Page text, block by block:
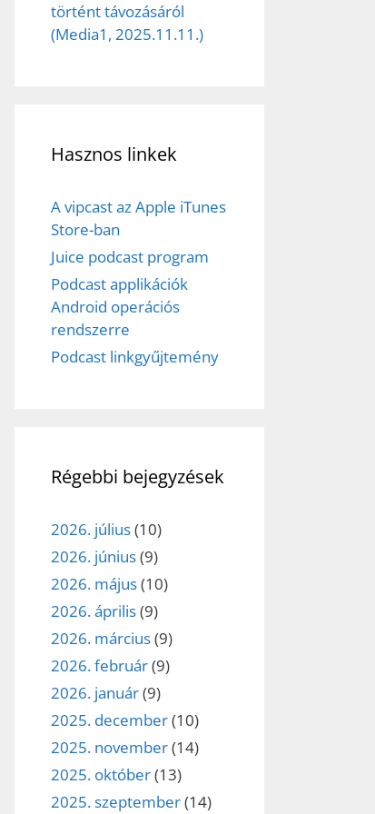
történt távozásáról
(Media1, 2025.11.11.)
Hasznos linkek
A vipcast az Apple iTunes
Store-ban
Juice podcast program
Podcast applikációk
Android operációs
rendszerre
Podcast linkgyűjtemény
Régebbi bejegyzések
2026. július(10)
2026. június(9)
2026. május(10)
2026. április(9)
2026. március(9)
2026. február(9)
2026. január(9)
2025. december(10)
2025. november(14)
2025. október(13)
2025. szeptember(14)